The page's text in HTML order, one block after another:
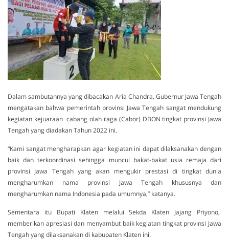
Dalam sambutannya yang dibacakan Aria Chandra, Gubernur Jawa Tengah
mengatakan bahwa pemerintah provinsi Jawa Tengah sangat mendukung
kegiatan kejuaraan cabang olah raga (Cabor) DBON tingkat provinsi Jawa
Tengah yang diadakan Tahun 2022 ini.
“Kami sangat mengharapkan agar kegiatan ini dapat dilaksanakan dengan
baik dan terkoordinasi sehingga muncul bakat-bakat usia remaja dari
provinsi Jawa Tengah yang akan mengukir prestasi di tingkat dunia
mengharumkan nama provinsi Jawa Tengah khususnya dan
mengharumkan nama Indonesia pada umumnya,” katanya.
Sementara itu Bupati Klaten melalui Sekda Klaten Jajang Priyono,
memberikan apresiasi dan menyambut baik kegiatan tingkat provinsi Jawa
Tengah yang dilaksanakan di kabupaten Klaten ini.